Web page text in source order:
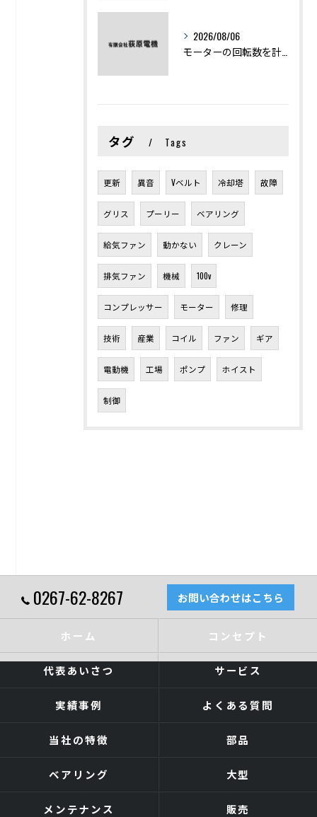
2026/08/06
タグ Tags
更新 異音 Vベルト 冷却塔 故障
グリス プーリー ベアリング
給気ファン 動かない クレーン
排気ファン 機械 100v
コンプレッサー モーター 修理
技術 産業 コイル ファン ギア
電動機 工場 ポンプ ホイスト
制御
0267-62-8267 お問い合わせはこちら
ホーム コンセプト
代表あいさつ サービス
実績事例 よくある質問
当社の特徴 部品
ベアリング 大型
メンテナンス 販売